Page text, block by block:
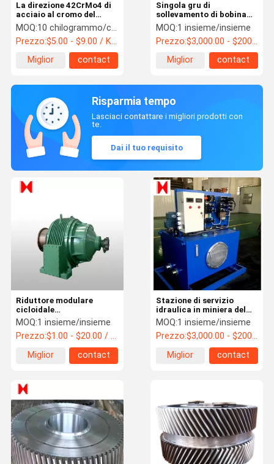
La direzione 42CrMo4 di
acciaio al cromo del
nichel ha fatto un passo
asse dell'acciaio da
forgiare
MOQ:10 chilogrammo/chilogrammi
Prezzo:$5.00 - $9.00 / Kilogram
Miglior
contact
Singola gru di
sollevamento di bobina
della corda dei minerali
146T 5.0m
MOQ:1 insieme/insieme
Prezzo:$3,000.00 - $200,000.00 / Set
Miglior
contact
Risparmia tempo
Lasciaci contattare i migliori prodotti con
te.
Dai il tuo requisito
Stazione di servizio
idraulica in miniera del
comando del freno
12.6m/H della gru
MOQ:1 insieme/insieme
Prezzo:$3,000.00 - $200,000.00 / Set
Miglior
contact
Riduttore modulare
cicloidale
dell'ingranaggio
planetario indurito 25T
MOQ:1 insieme/insieme
Prezzo:$1.00 - $20.00 / Set
Miglior
contact